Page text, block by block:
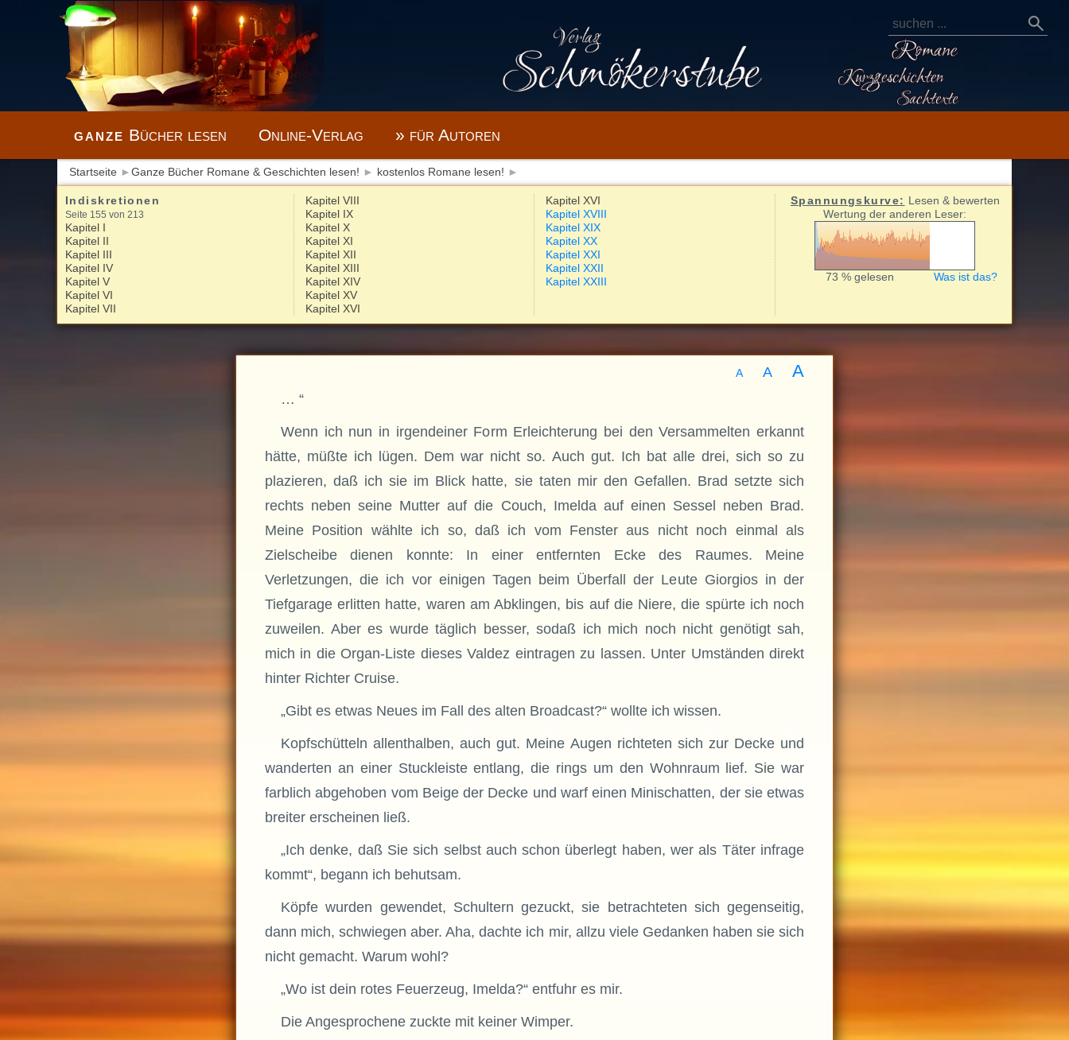
Startseite ► Ganze Bücher Romane & Geschichten lesen! ► kostenlos Romane lesen! ►
Indiskretionen
Seite 155 von 213
Kapitel I
Kapitel II
Kapitel III
Kapitel IV
Kapitel V
Kapitel VI
Kapitel VII
Kapitel VIII
Kapitel IX
Kapitel X
Kapitel XI
Kapitel XII
Kapitel XIII
Kapitel XIV
Kapitel XV
Kapitel XVI
Kapitel XVI
Kapitel XVIII
Kapitel XIX
Kapitel XX
Kapitel XXI
Kapitel XXII
Kapitel XXIII
Spannungskurve: Lesen & bewerten
Wertung der anderen Leser:
73 % gelesen Was ist das?
A A A
… “
Wenn ich nun in irgendeiner Form Erleichterung bei den Versammelten erkannt
hätte, müßte ich lügen. Dem war nicht so. Auch gut. Ich bat alle drei, sich so zu
plazieren, daß ich sie im Blick hatte, sie taten mir den Gefallen. Brad setzte sich
rechts neben seine Mutter auf die Couch, Imelda auf einen Sessel neben Brad.
Meine Position wählte ich so, daß ich vom Fenster aus nicht noch einmal als
Zielscheibe dienen konnte: In einer entfernten Ecke des Raumes. Meine
Verletzungen, die ich vor einigen Tagen beim Überfall der Leute Giorgios in der
Tiefgarage erlitten hatte, waren am Abklingen, bis auf die Niere, die spürte ich noch
zuweilen. Aber es wurde täglich besser, sodaß ich mich noch nicht genötigt sah,
mich in die Organ-Liste dieses Valdez eintragen zu lassen. Unter Umständen direkt
hinter Richter Cruise.
„Gibt es etwas Neues im Fall des alten Broadcast?“ wollte ich wissen.
Kopfschütteln allenthalben, auch gut. Meine Augen richteten sich zur Decke und
wanderten an einer Stuckleiste entlang, die rings um den Wohnraum lief. Sie war
farblich abgehoben vom Beige der Decke und warf einen Minischatten, der sie etwas
breiter erscheinen ließ.
„Ich denke, daß Sie sich selbst auch schon überlegt haben, wer als Täter infrage
kommt“, begann ich behutsam.
Köpfe wurden gewendet, Schultern gezuckt, sie betrachteten sich gegenseitig,
dann mich, schwiegen aber. Aha, dachte ich mir, allzu viele Gedanken haben sie sich
nicht gemacht. Warum wohl?
„Wo ist dein rotes Feuerzeug, Imelda?“ entfuhr es mir.
Die Angesprochene zuckte mit keiner Wimper.
ganze Bücher lesen Online-Verlag » für Autoren